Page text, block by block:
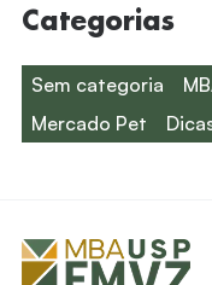
Categorias
Sem categoria
Mercado Pet